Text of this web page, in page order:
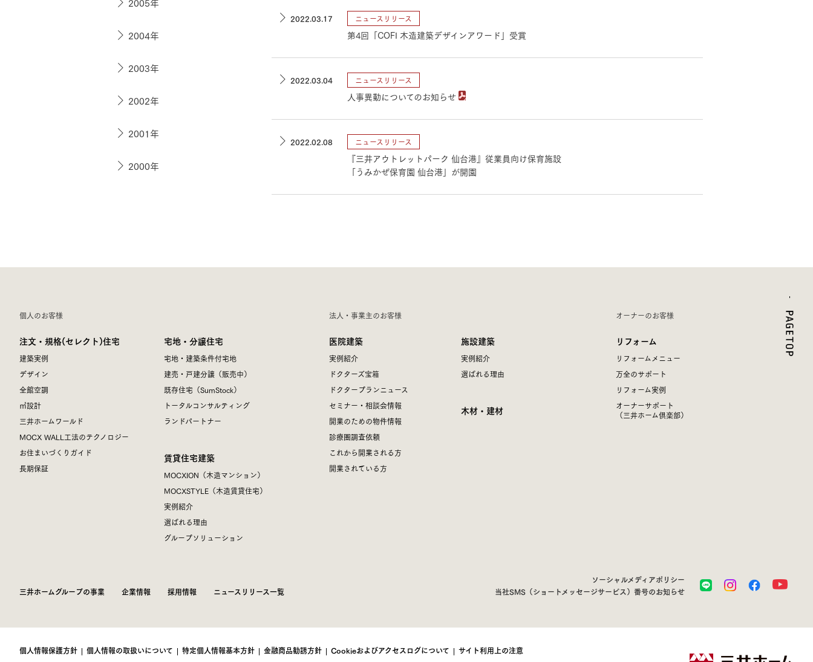
2022.03.17 ニュースリリース
第4回「COFI 木造建築デザインアワード」受賞
2022.03.04 ニュースリリース
人事異動についてのお知らせ
2022.02.08 ニュースリリース
『三井アウトレットパーク 仙台港』従業員向け保育施設
「うみかぜ保育園 仙台港」が開園
2004年
2003年
2002年
2001年
2000年
個人のお客様
注文・規格(セレクト)住宅
建築実例
デザイン
全館空調
㎥設計
三井ホームワールド
MOCX WALL工法のテクノロジー
お住まいづくりガイド
長期保証
宅地・分譲住宅
宅地・建築条件付宅地
建売・戸建分譲（販売中）
既存住宅（SumStock）
トータルコンサルティング
ランドパートナー
賃貸住宅建築
MOCXION（木造マンション）
MOCXSTYLE（木造賃貸住宅）
実例紹介
選ばれる理由
グループソリューション
法人・事業主のお客様
医院建築
実例紹介
ドクターズ宝箱
ドクタープランニュース
セミナー・相談会情報
開業のための物件情報
診療圏調査依頼
これから開業される方
開業されている方
施設建築
実例紹介
選ばれる理由
木材・建材
オーナーのお客様
リフォーム
リフォームメニュー
万全のサポート
リフォーム実例
オーナーサポート
（三井ホーム倶楽部）
三井ホームグループの事業 企業情報 採用情報 ニュースリリース一覧
ソーシャルメディアポリシー
当社SMS（ショートメッセージサービス）番号のお知らせ
個人情報保護方針 個人情報の取扱いについて 特定個人情報基本方針 金融商品勧誘方針 Cookieおよびアクセスログについて サイト利用上の注意